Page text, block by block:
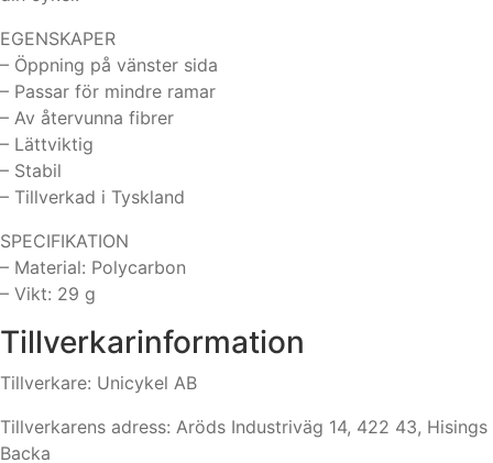
EGENSKAPER
– Öppning på vänster sida
– Passar för mindre ramar
– Av återvunna fibrer
– Lättviktig
– Stabil
– Tillverkad i Tyskland
SPECIFIKATION
– Material: Polycarbon
– Vikt: 29 g
Tillverkarinformation
Tillverkare: Unicykel AB
Tillverkarens adress: Aröds Industriväg 14, 422 43, Hisings
Backa